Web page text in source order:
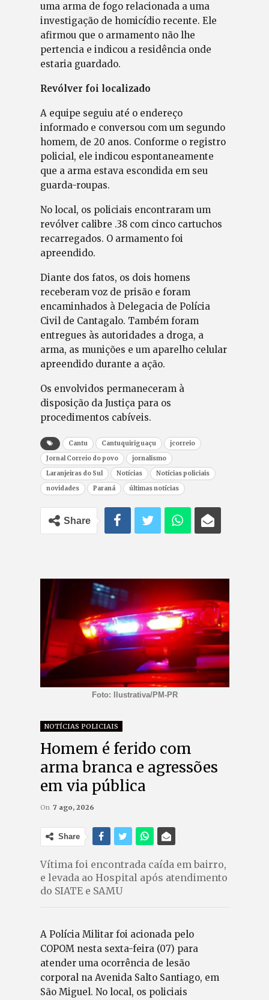
uma arma de fogo relacionada a uma
investigação de homicídio recente. Ele
afirmou que o armamento não lhe
pertencia e indicou a residência onde
estaria guardado.
Revólver foi localizado
A equipe seguiu até o endereço
informado e conversou com um segundo
homem, de 20 anos. Conforme o registro
policial, ele indicou espontaneamente
que a arma estava escondida em seu
guarda-roupas.
No local, os policiais encontraram um
revólver calibre .38 com cinco cartuchos
recarregados. O armamento foi
apreendido.
Diante dos fatos, os dois homens
receberam voz de prisão e foram
encaminhados à Delegacia de Polícia
Civil de Cantagalo. Também foram
entregues às autoridades a droga, a
arma, as munições e um aparelho celular
apreendido durante a ação.
Os envolvidos permaneceram à
disposição da Justiça para os
procedimentos cabíveis.
Cantu Cantuquiriguaçu
jcorreio
Jornal Correio do povo
jornalismo
Laranjeiras do Sul
Notícias
Notícias policiais
novidades
Paraná últimas notícias
Share
Foto: Ilustrativa/PM-PR
NOTÍCIAS POLICIAIS
Homem é ferido com
arma branca e agressões
em via pública
On 7 ago, 2026
Share
Vítima foi encontrada caída em bairro,
e levada ao Hospital após atendimento
do SIATE e SAMU
A Polícia Militar foi acionada pelo
COPOM nesta sexta-feira (07) para
atender uma ocorrência de lesão
corporal na Avenida Salto Santiago, em
São Miguel. No local, os policiais